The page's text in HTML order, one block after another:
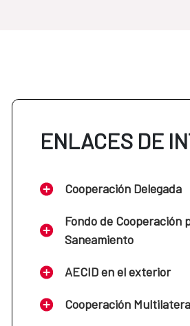
ENLACES DE
Cooperación Delegada
Fondo de Cooperación
Saneamiento
AECID en el exterior
Cooperación